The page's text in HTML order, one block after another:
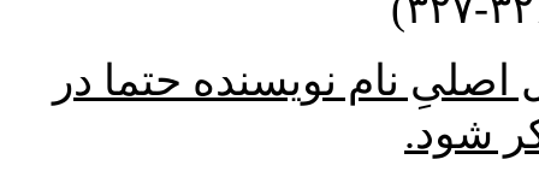
نام نویسنده حتما در
شود.